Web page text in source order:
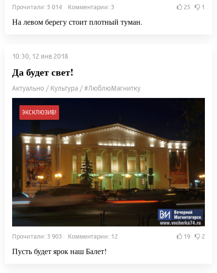
Прочитали: 5 014 Комментарии: 3 25 1
На левом берегу стоит плотный туман.
10:30, 12 янв 2018
Да будет свет!
Актуально / Культура / #ЛюблюМагнитку
ЭКСКЛЮЗИВ!
Прочитали: 3 903 Комментарии: 12 19 2
Пусть будет ярок наш Балет!